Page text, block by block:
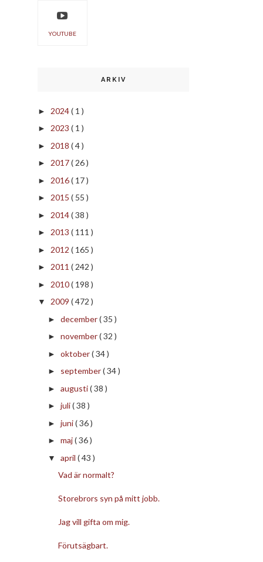
YOUTUBE
ARKIV
► 2024( 1 )
► 2023 ( 1 )
► 2018 ( 4 )
► 2017( 26 )
► 2016( 17 )
► 2015 ( 55 )
► 2014( 38 )
► 2013 ( 111 )
► 2012 ( 165 )
► 2011 ( 242 )
► 2010( 198 )
▼ 2009 ( 472 )
► december( 35 )
► november( 32 )
► oktober( 34 )
► september( 34 )
► augusti( 38 )
► juli( 38 )
► juni( 36 )
► maj( 36 )
▼ april ( 43 )
Vad är normalt?
Storebrors syn på mitt jobb.
Jag vill gifta om mig.
Förutsägbart.